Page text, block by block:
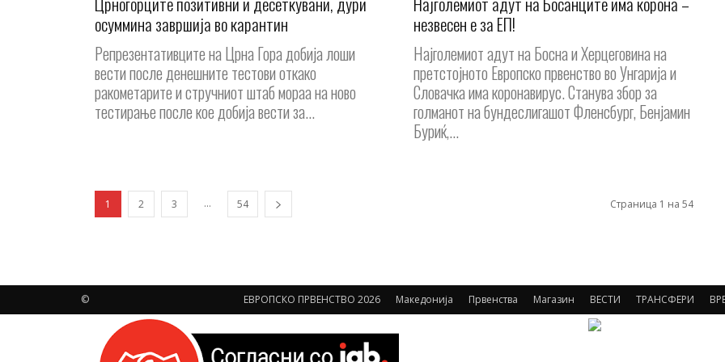
осуммина завршија во карантин
Репрезентативците на Црна Гора добија лоши
вести после денешните тестови откако
ракометарите и стручниот штаб мораа на ново
тестирање после кое добија вести за...
незвесен е за ЕП!
Најголемиот адут на Босна и Херцеговина на
претстојното Европско првенство во Унгарија и
Словачка има коронавирус. Станува збор за
голманот на бундеслигашот Фленсбург, Бенјамин
Буриќ,...
1 2 3 ... 54 Страница 1 на 54
ЕВРОПСКО ПРВЕНСТВО 2026 Македонија Првенства Магазин ВЕСТИ ТРАНСФЕРИ
©